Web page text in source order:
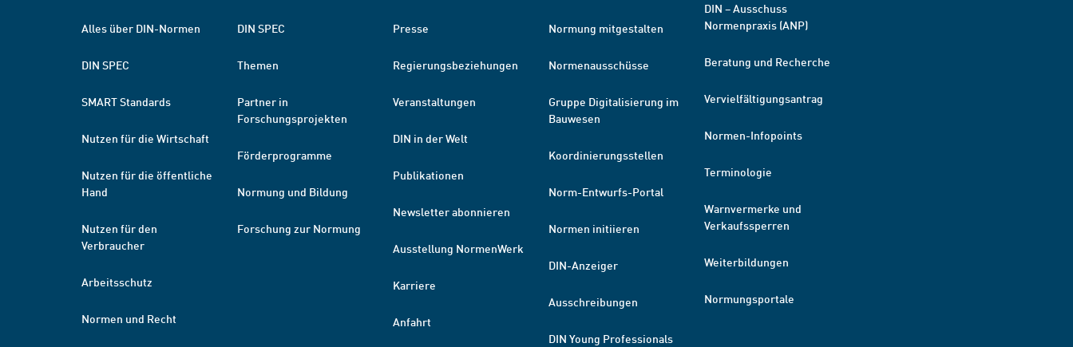
Alles über DIN-Normen
DIN SPEC
SMART Standards
Nutzen für die Wirtschaft
Nutzen für die öffentliche
Hand
Nutzen für den
Verbraucher
Arbeitsschutz
Normen und Recht
DIN SPEC
Themen
Partner in
Forschungsprojekten
Förderprogramme
Normung und Bildung
Forschung zur Normung
Presse
Regierungsbeziehungen
Veranstaltungen
DIN in der Welt
Publikationen
Newsletter abonnieren
Ausstellung NormenWerk
Karriere
Anfahrt
Normung mitgestalten
Normenausschüsse
Gruppe Digitalisierung im
Bauwesen
Koordinierungsstellen
Norm-Entwurfs-Portal
Normen initiieren
DIN-Anzeiger
Ausschreibungen
DIN Young Professionals
DIN – Ausschuss
Normenpraxis (ANP)
Beratung und Recherche
Vervielfältigungsantrag
Normen-Infopoints
Terminologie
Warnvermerke und
Verkaufssperren
Weiterbildungen
Normungsportale